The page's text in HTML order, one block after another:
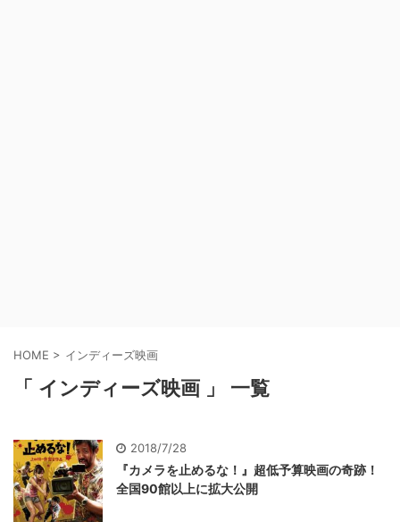
HOME > インディーズ映画
「 インディーズ映画 」 一覧
2018/7/28
『カメラを止めるな！』超低予算映画の奇跡！
全国90館以上に拡大公開